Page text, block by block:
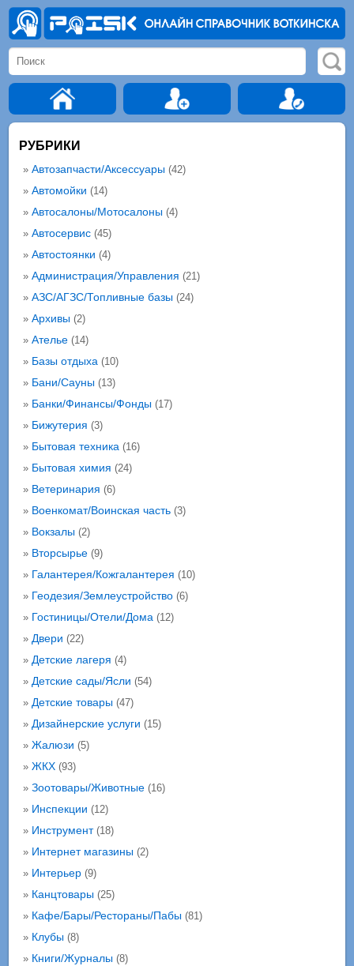
РУБРИКИ
» Автозапчасти/Аксессуары(42)
» Автомойки (14)
» Автосалоны/Мотосалоны(4)
» Автосервис(45)
» Автостоянки (4)
» Администрация/Управления (21)
» АЗС/АГЗС/Топливные базы(24)
» Архивы(2)
» Ателье(14)
» Базы отдыха(10)
» Бани/Сауны(13)
» Банки/Финансы/Фонды(17)
» Бижутерия (3)
» Бытовая техника(16)
» Бытовая химия (24)
» Ветеринария (6)
» Военкомат/Воинская часть(3)
» Вокзалы(2)
» Вторсырье(9)
» Галантерея/Кожгалантерея (10)
» Геодезия/Землеустройство(6)
» Гостиницы/Отели/Дома(12)
» Двери (22)
» Детские лагеря (4)
» Детские сады/Ясли (54)
» Детские товары(47)
» Дизайнерские услуги (15)
» Жалюзи (5)
» ЖКХ(93)
» Зоотовары/Животные(16)
» Инспекции (12)
» Инструмент(18)
» Интернет магазины(2)
» Интерьер(9)
» Канцтовары(25)
» Кафе/Бары/Рестораны/Пабы(81)
» Клубы(8)
» Книги/Журналы(8)